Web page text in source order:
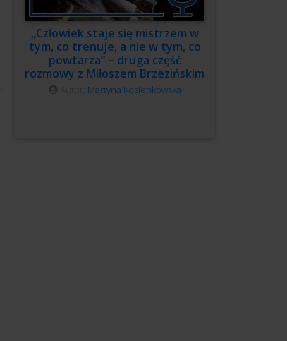
„Człowiek staje się mistrzem w
tym, co trenuje, a nie w tym, co
powtarza” – druga część
rozmowy z Miłoszem Brzezińskim
Martyna Kosienkowska